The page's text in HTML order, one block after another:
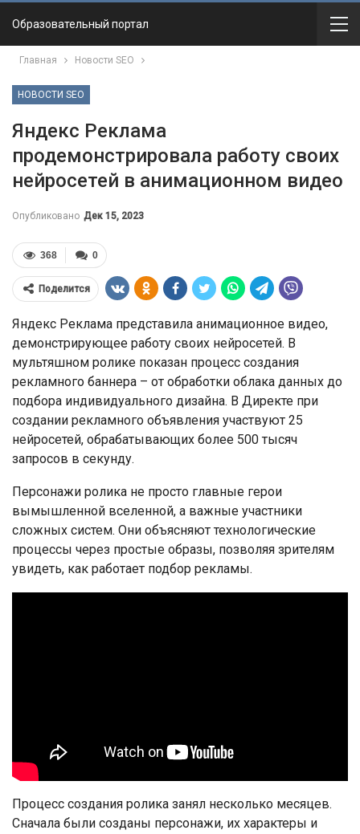
Образовательный портал
Главная Новости SEO
НОВОСТИ SEO
Яндекс Реклама
продемонстрировала работу своих
нейросетей в анимационном видео
Опубликовано Дек 15, 2023
0
368
Поделится
Яндекс Реклама представила анимационное видео,
демонстрирующее работу своих нейросетей. В
мультяшном ролике показан процесс создания
рекламного баннера – от обработки облака данных до
подбора индивидуального дизайна. В Директе при
создании рекламного объявления участвуют 25
нейросетей, обрабатывающих более 500 тысяч
запросов в секунду.
Персонажи ролика не просто главные герои
вымышленной вселенной, а важные участники
сложных систем. Они объясняют технологические
процессы через простые образы, позволяя зрителям
увидеть, как работает подбор рекламы.
Процесс создания ролика занял несколько месяцев.
Сначала были созданы персонажи, их характеры и